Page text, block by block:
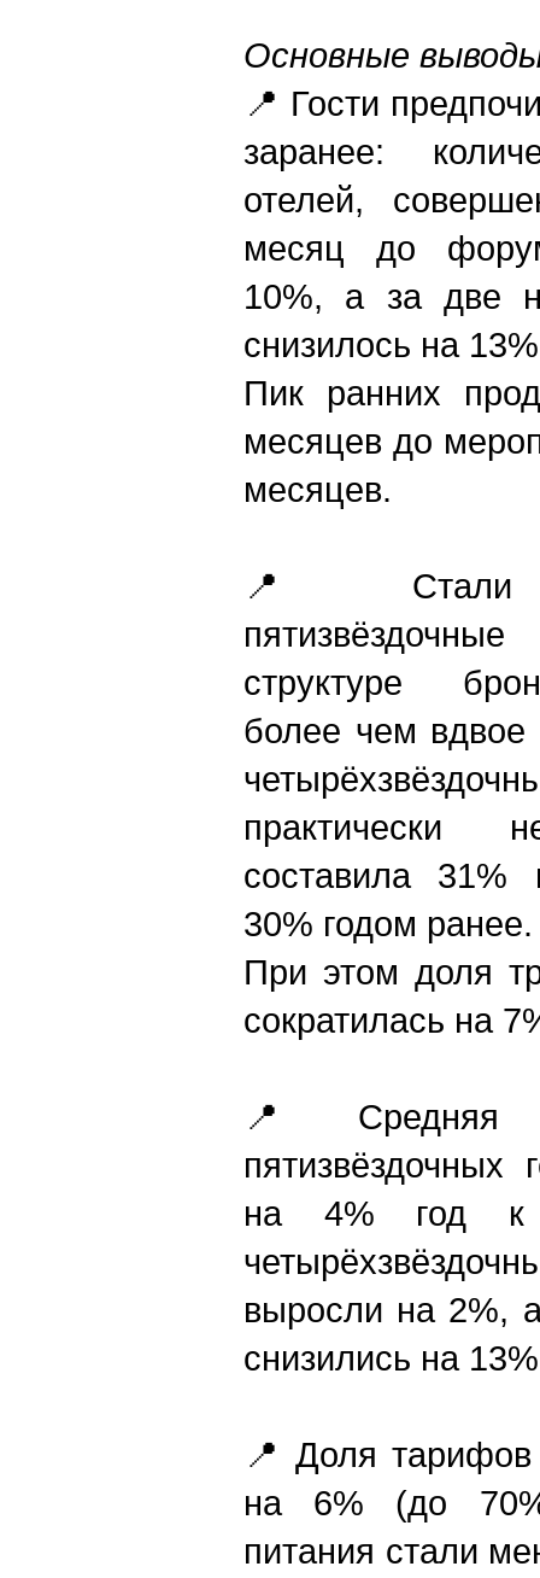
Основные
📍 Гости
заранее:
отелей,
месяц до
10%, а за две
снизилось на
Пик ранних
месяцев до
месяцев.
📍 Стали
структуре
более чем
практически
составила 31%
30% годом ранее.
При этом доля
сократилась на
📍 Средняя
пятизвёздочных
на 4% год к
выросли на 2%,
снизились на
📍 Доля тарифов
на 6% (до
питания стали